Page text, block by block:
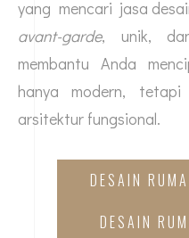
yang mencari jasa
avant-garde, unik,
membantu Anda
hanya modern,
arsitektur fungsional.
DESAIN
DESAIN